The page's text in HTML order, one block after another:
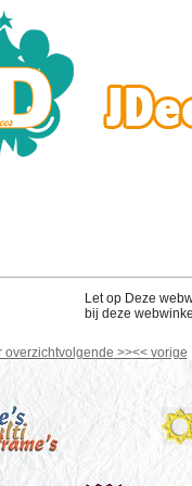
Let op Deze
bij deze
overzichtvolgende >><< vorige